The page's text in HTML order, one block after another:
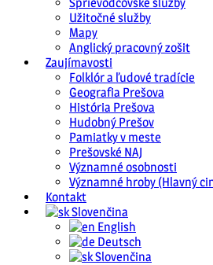
Užitočné služby
Mapy
Anglický pracovný zošit
Zaujímavosti
Folklór a ľudové tradície
Geografia Prešova
História Prešova
Hudobný Prešov
Pamiatky v meste
Prešovské NAJ
Významné osobnosti
Významné hroby (Hlavný
Kontakt
Slovenčina
English
Deutsch
Slovenčina